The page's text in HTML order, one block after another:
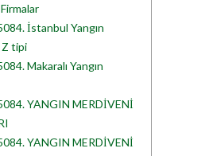
Firmalar
İstanbul Yangın
tipi
Makaralı Yangın
YANGIN MERDİVENİ
YANGIN MERDİVENİ